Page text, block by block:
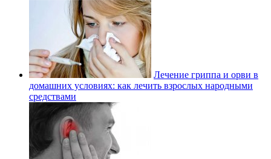
Лечение гриппа и орви в
домашних условиях: как лечить взрослых народными
средствами